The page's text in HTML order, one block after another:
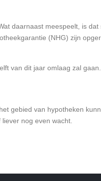
daarnaast meespeelt, is
(NHG) zijn
van dit jaar omlaag zal
gebied van hypotheken
nog even wacht.